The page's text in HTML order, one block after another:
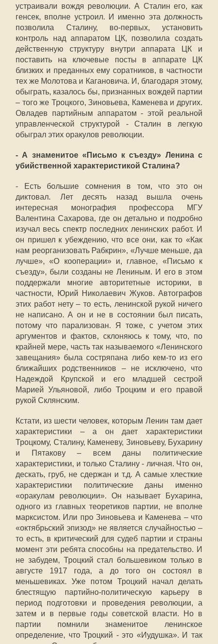
устраивали вождя революции. А Сталин его, как
генсек, вполне устроил. И именно эта должность
позволила Сталину, во-первых, установить
контроль над аппаратом ЦК, позволила создать
действенную структуру внутри аппарата ЦК и
поставить на ключевые посты в аппарате ЦК
близких и преданных ему соратников, в частности
тех же Молотова и Кагановича. И, благодаря этому,
обыграть, казалось бы, признанных вождей партии
– того же Троцкого, Зиновьева, Каменева и других.
Овладев партийным аппаратом - этой реальной
управленческой структурой - Сталин в легкую
обыграл этих оракулов революции.
- А знаменитое «Письмо к съезду» Ленина с
убийственной характеристикой Сталина?
- Есть большие сомнения в том, что это он
диктовал. Лет десять назад вышла очень
интересная монография профессора МГУ
Валентина Сахарова, где он детально и подробно
изучал весь спектр последних ленинских работ. И
он пришел к убеждению, что все они, как то «Как
нам реорганизовать Рабкрин», «Лучше меньше, да
лучше», «О кооперации» и, главное, «Письмо к
съезду», были созданы не Лениным. И его в этом
поддержали многие авторитетные историки, в
частности, Юрий Николаевич Жуков. Автографов
этих работ нету – то есть, ленинской рукой ничего
не написано. А он и не в состоянии был писать,
потому что парализован. Я тоже, с учетом этих
аргументов и фактов, склоняюсь к тому, что, по
крайней мере, часть так называемого «Ленинского
завещания» была состряпана либо кем-то из его
ближайших родственников – не исключено, что
Надеждой Крупской и его младшей сестрой
Марией Ульяновой, либо Троцким и его правой
рукой Склянским.
Кстати, из шести человек, которым Ленин там дает
характеристики – а он дает характеристики
Троцкому, Сталину, Каменеву, Зиновьеву, Бухарину
и Пятакову – всем даны политические
характеристики, и только Сталину - личная. Что он,
дескать, груб, не сдержан и т.д. А самые хлесткие
характеристики политические даны именно
«оракулам революции». Он называет Бухарина,
одного из главных теоретиков партии, не вполне
марксистом. Или про Зиновьева и Каменева – что
«октябрьский эпизод» не является случайностью –
то есть, в критический для судеб партии и страны
момент эти ребята способны на предательство. И
не забудем, Троцкий стал большевиком только в
августе 1917 года, а до того он состоял в
меньшевиках. Уже потом Троцкий начал делать
блестящую партийно-политическую карьеру в
период подготовки и проведения революции, а
затем и в первые годы советской власти. Но в
партии помнили знаменитое ленинское
определение, что Троцкий - это «Иудушка». И так